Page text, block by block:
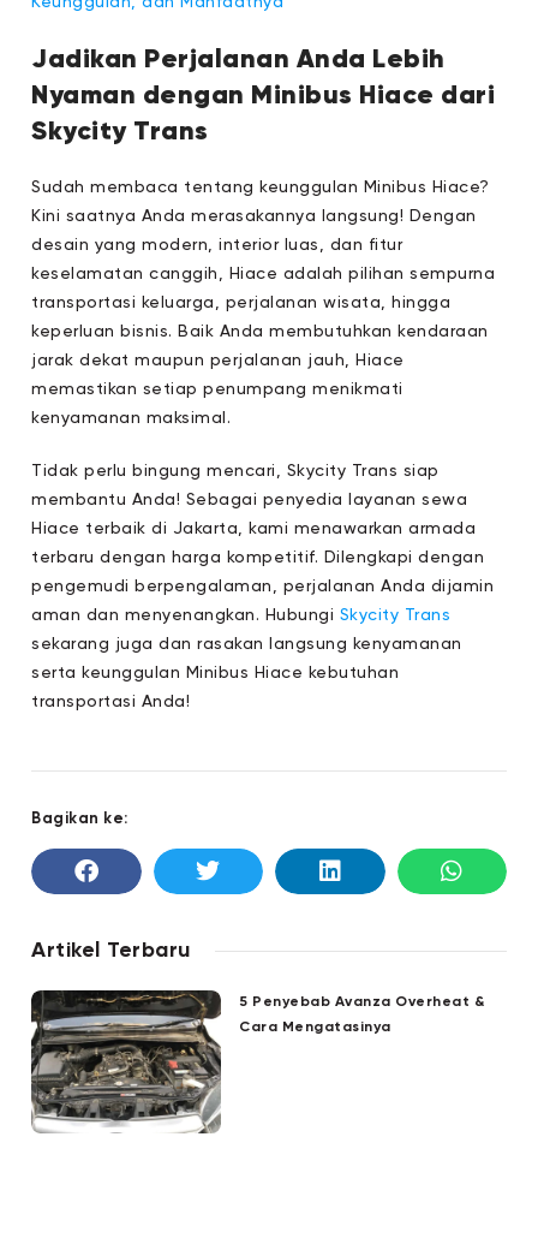
Jadikan Perjalanan Anda Lebih
Nyaman dengan Minibus Hiace dari
Skycity Trans
Sudah membaca tentang keunggulan Minibus Hiace?
Kini saatnya Anda merasakannya langsung! Dengan
desain yang modern, interior luas, dan fitur
keselamatan canggih, Hiace adalah pilihan sempurna
transportasi keluarga, perjalanan wisata, hingga
keperluan bisnis. Baik Anda membutuhkan kendaraan
jarak dekat maupun perjalanan jauh, Hiace
memastikan setiap penumpang menikmati
kenyamanan maksimal.
Tidak perlu bingung mencari, Skycity Trans siap
membantu Anda! Sebagai penyedia layanan sewa
Hiace terbaik di Jakarta, kami menawarkan armada
terbaru dengan harga kompetitif. Dilengkapi dengan
pengemudi berpengalaman, perjalanan Anda dijamin
aman dan menyenangkan. Hubungi Skycity Trans
sekarang juga dan rasakan langsung kenyamanan
serta keunggulan Minibus Hiace kebutuhan
transportasi Anda!
Bagikan ke:
Artikel Terbaru
5 Penyebab Avanza Overheat &
Cara Mengatasinya